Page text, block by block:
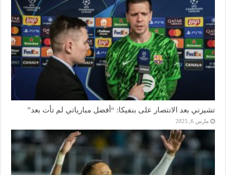
تشيزني بعد الانتصار على بنفيكا: “أفضل مبارياتي لم تأت بعد”
مارس 6, 2025